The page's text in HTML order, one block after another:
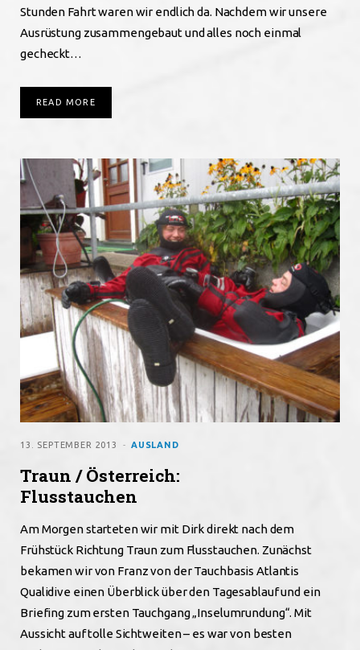
Stunden Fahrt waren wir endlich da. Nachdem wir unsere
Ausrüstung zusammengebaut und alles noch einmal
gecheckt…
READ MORE
AUSLAND
13. SEPTEMBER 2013
Traun / Österreich:
Flusstauchen
Am Morgen starteten wir mit Dirk direkt nach dem
Frühstück Richtung Traun zum Flusstauchen. Zunächst
bekamen wir von Franz von der Tauchbasis Atlantis
Qualidive einen Überblick über den Tagesablauf und ein
Briefing zum ersten Tauchgang „Inselumrundung“. Mit
Aussicht auf tolle Sichtweiten – es war von besten